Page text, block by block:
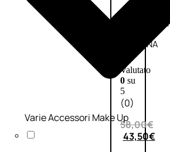
L’OCCITANE
VERBENA
Valutato
0su
5
(0)
58,00€
43,50€
Varie Accessori Make Up